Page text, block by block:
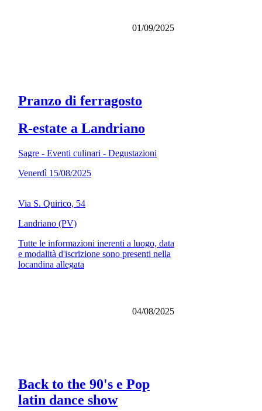
01/09/2025
Pranzo di ferragosto
R-estate a Landriano
Sagre - Eventi culinari - Degustazioni
Venerdì 15/08/2025
Via S. Quirico, 54
Landriano (PV)
Tutte le informazioni inerenti a luogo, data
e modalità d'iscrizione sono presenti nella
locandina allegata
04/08/2025
Back to the 90's e Pop
latin dance show